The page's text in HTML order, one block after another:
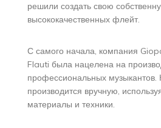
решили создать свою
высококачественных флейт.
С самого начала, компания
Flauti была нацелена на
профессиональных музыкантов.
производится вручную,
материалы и техники.